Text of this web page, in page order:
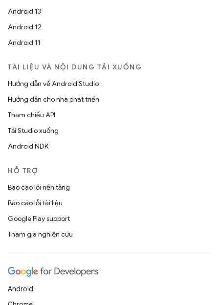
Android 13
Android 12
Android 11
TÀI LIỆU VÀ NỘI DUNG TẢI XUỐNG
Hướng dẫn về Android Studio
Hướng dẫn cho nhà phát triển
Tham chiếu API
Tải Studio xuống
Android NDK
HỖ TRỢ
Báo cáo lỗi nền tảng
Báo cáo lỗi tài liệu
Google Play support
Tham gia nghiên cứu
Android